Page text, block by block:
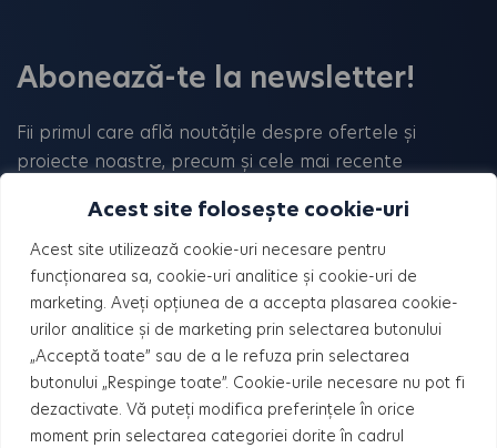
Acest site folosește cookie-uri
Acest site utilizează cookie-uri necesare pentru
funcționarea sa, cookie-uri analitice și cookie-uri de
marketing. Aveți opțiunea de a accepta plasarea cookie-
urilor analitice și de marketing prin selectarea butonului
„Acceptă toate” sau de a le refuza prin selectarea
butonului „Respinge toate”. Cookie-urile necesare nu pot fi
dezactivate. Vă puteți modifica preferințele în orice
moment prin selectarea categoriei dorite în cadrul
Abonează-te la newsletter!
Fii primul care află noutățile despre ofertele și
proiecte noastre, precum și cele mai recente